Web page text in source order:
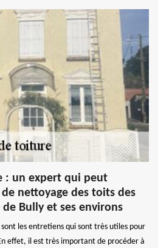
: un expert qui peut
nettoyage des toits des
Bully et ses environs
les entretiens qui sont très utiles pour
effet, il est très important de procéder à